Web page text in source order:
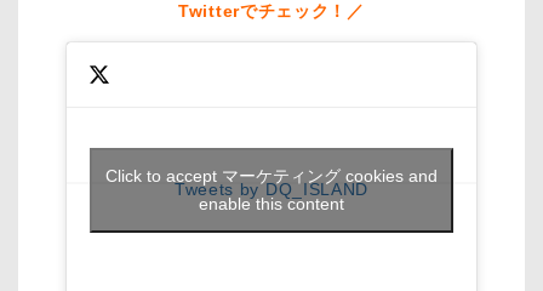
Twitterでチェック！／
Tweets by DQ_ISLAND
Click to accept マーケティング cookies and
enable this content